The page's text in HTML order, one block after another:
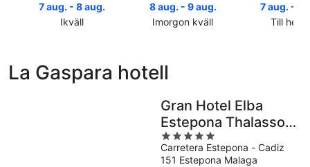
7 aug. - 8 aug.
Ikväll
La
8 aug. - 9 aug.
Imorgon kväll
La
imorgon
natt,
aug.
7 aug. - 9
Till
inför
helgen,
7
aug.
-
La Gaspara hotell
Gran Hotel Elba
Estepona Thalasso
& Spa
5
out
of
Carretera Estepona - Cadiz
151 Estepona Malaga